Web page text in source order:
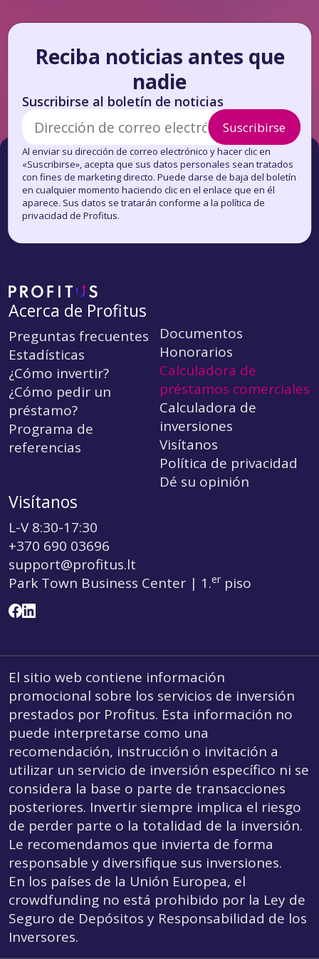
Intereses de demora tras la terminación
del contrato hasta el cumplimiento de la
Interés anual + 15 % de interés
anual
Envío por correo postal de
notificaciones sobre el incumplimiento
de las obligaciones derivadas del
Envío de documentos por correo
10 €
Envío de documentos por mensajería
10 €
Reciba noticias antes que
nadie
Suscribirse al boletín de noticias
Suscribirse
Al enviar su dirección de correo electrónico y hacer clic en
«Suscribirse», acepta que sus datos personales sean tratados
con fines de marketing directo. Puede darse de baja del boletín
en cualquier momento haciendo clic en el enlace que en él
aparece. Sus datos se tratarán conforme a la política de
privacidad de Profitus.
Acerca de Profitus
Preguntas frecuentes
Estadísticas
¿Cómo invertir?
¿Cómo pedir un
préstamo?
Programa de
referencias
Documentos
Honorarios
Calculadora de
préstamos comerciales
Calculadora de
inversiones
Visítanos
Política de privacidad
Dé su opinión
Visítanos
L-V 8:30-17:30
+370 690 03696
support@profitus.lt
Park Town Business Center | 1.erpiso
El sitio web contiene información
promocional sobre los servicios de inversión
prestados por Profitus. Esta información no
puede interpretarse como una
recomendación, instrucción o invitación a
utilizar un servicio de inversión específico ni se
considera la base o parte de transacciones
posteriores. Invertir siempre implica el riesgo
de perder parte o la totalidad de la inversión.
Le recomendamos que invierta de forma
responsable y diversifique sus inversiones.
En los países de la Unión Europea, el
crowdfunding no está prohibido por la Ley de
Seguro de Depósitos y Responsabilidad de los
Inversores.